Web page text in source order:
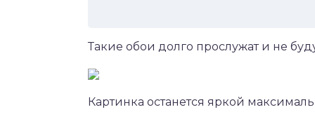
Такие обои долго прослужат и не
Картинка останется яркой